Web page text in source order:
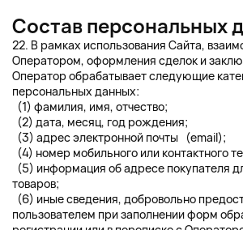
Состав персональных
22. В рамках использования Сайта,
Оператором, оформления сделок и
Оператор обрабатывает следующие
персональных данных:
(1) фамилия, имя, отчество;
(2) дата, месяц, год рождения;
(3) адрес электронной почты (email);
(4) номер мобильного или контактного
(5) информация об адресе покупателя
товаров;
(6) иные сведения, добровольно
пользователем при заполнении форм